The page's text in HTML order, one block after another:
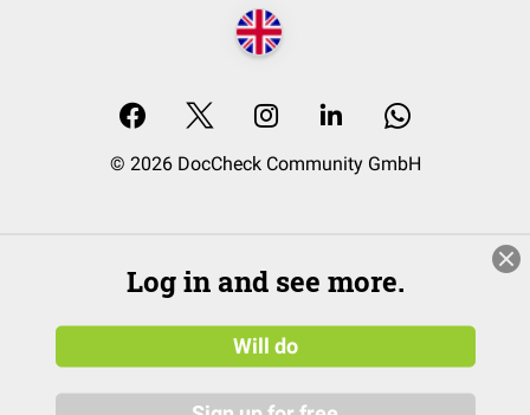
© 2026 DocCheck Community GmbH
Log in and see more.
Will do